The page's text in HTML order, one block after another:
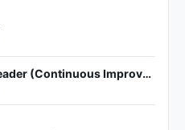
Loss Control Team Leader (Continuous Improvement)